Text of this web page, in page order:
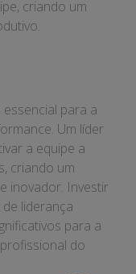
criando um
para a
Um líder
a equipe a
criando um
inovador. Investir
liderança
para a
do